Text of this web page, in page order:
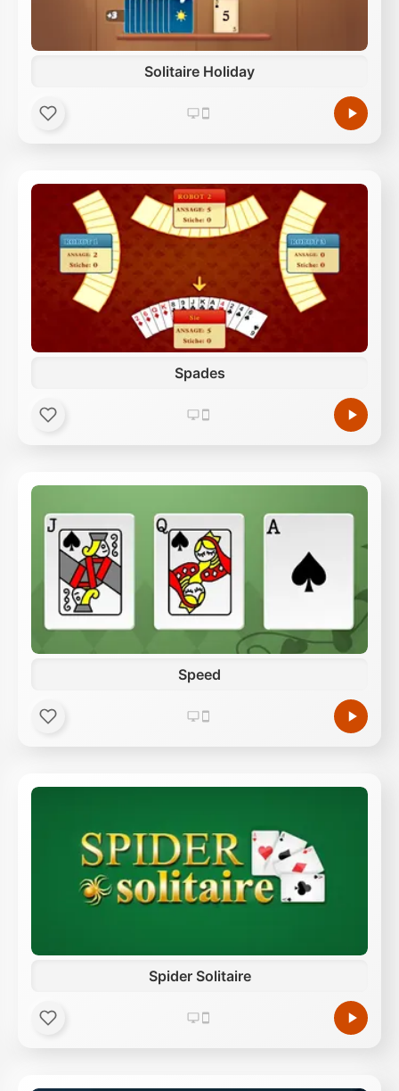
Solitaire Holiday
Spades
Speed
Spider Solitaire